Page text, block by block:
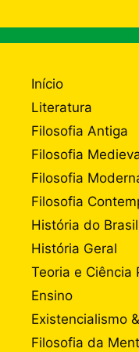
Início
Literatura
Filosofia Antiga
Filosofia
Filosofia
Filosofia
História do Brasil
História Geral
Teoria e Ciência
Ensino
Existencialismo
Filosofia da